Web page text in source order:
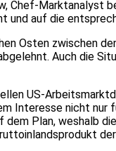
Chef-Marktanalyst
und auf die
Osten zwischen
Auch die
US-
Interesse nicht nur
dem Plan, weshalb
der